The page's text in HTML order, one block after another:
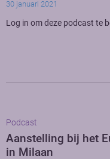
30 januari 2021
Log in om deze podcast te
Podcast
Aanstelling bij het
in Milaan